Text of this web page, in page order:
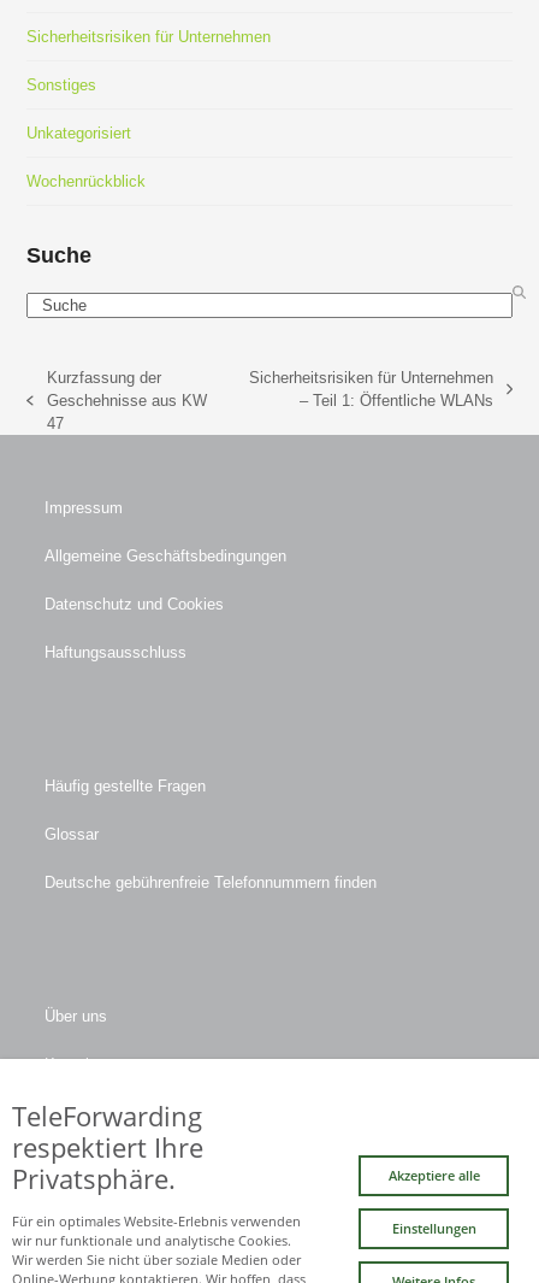
Sicherheitsrisiken für Unternehmen
Sonstiges
Unkategorisiert
Wochenrückblick
Suche
Search
vorheriger
Beitrag:
Kurzfassung der
Geschehnisse aus KW
47
Nächster
Sicherheitsrisiken für Unternehmen
– Teil 1: Öffentliche WLANs
Impressum
Allgemeine Geschäftsbedingungen
Datenschutz und Cookies
Haftungsausschluss
Häufig gestellte Fragen
Glossar
Deutsche gebührenfreie Telefonnummern finden
Über uns
Kontakt
Firmendaten
Facebook
LinkedInTwitter
(deprecated)
Xing YouTube
TeleForwarding
respektiert Ihre
Privatsphäre.
Für ein optimales Website-Erlebnis verwenden
wir nur funktionale und analytische Cookies.
Wir werden Sie nicht über soziale Medien oder
Online-Werbung kontaktieren. Wir hoffen, dass
Akzeptiere alle
Einstellungen